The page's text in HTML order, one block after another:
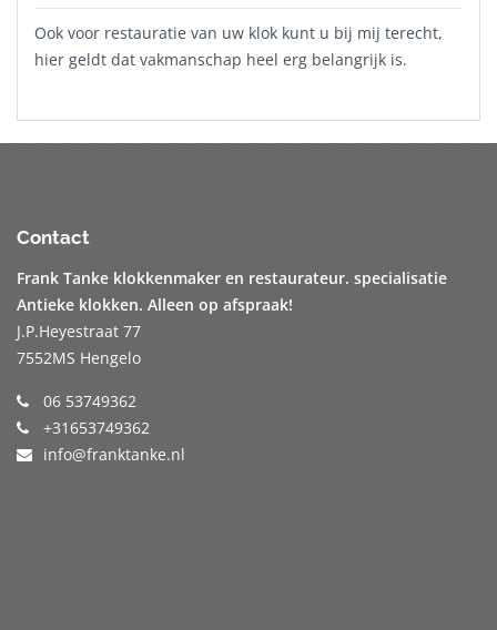
Ook voor restauratie van uw klok kunt u bij mij terecht,
hier geldt dat vakmanschap heel erg belangrijk is.
Contact
Frank Tanke klokkenmaker en restaurateur. specialisatie
Antieke klokken. Alleen op afspraak!
J.P.Heyestraat 77
7552MS Hengelo
06 53749362
+31653749362
info@franktanke.nl